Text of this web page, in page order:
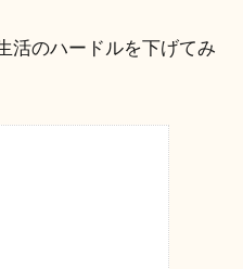
活のハードルを下げてみ